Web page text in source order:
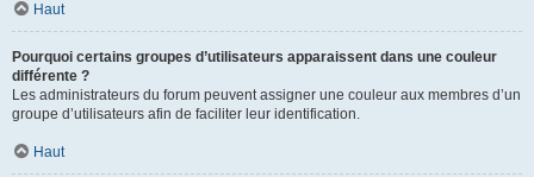
Haut
Pourquoi certains groupes d’utilisateurs apparaissent dans une couleur
différente ?
Les administrateurs du forum peuvent assigner une couleur aux membres d’un
groupe d’utilisateurs afin de faciliter leur identification.
Haut